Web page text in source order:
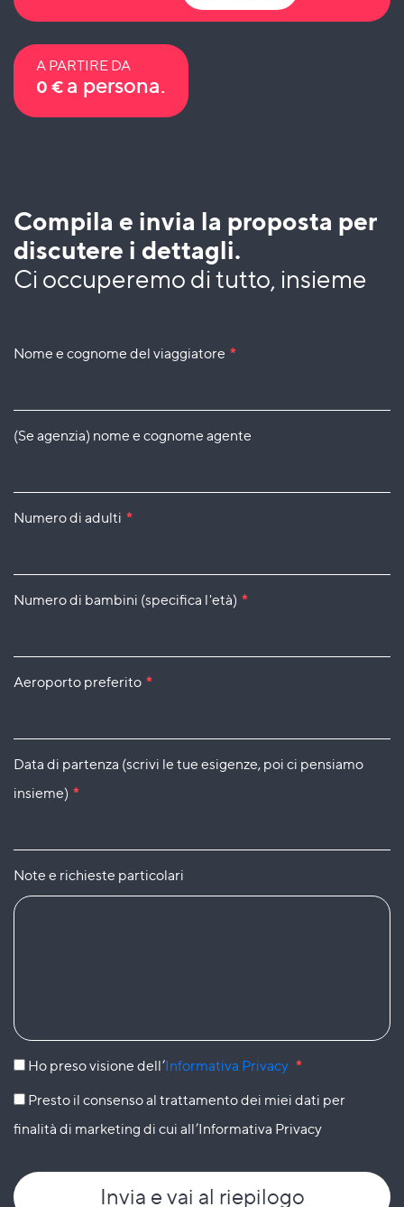
A PARTIRE DA
0 € a persona.
Compila e invia la proposta per
discutere i dettagli.
Ci occuperemo di tutto, insieme
Nome e cognome del viaggiatore *
(Se agenzia) nome e cognome agente
Numero di adulti *
Numero di bambini (specifica l'età) *
Aeroporto preferito *
Data di partenza (scrivi le tue esigenze, poi ci pensiamo
insieme) *
Note e richieste particolari
Ho preso visione dell’Informativa Privacy *
Presto il consenso al trattamento dei miei dati per
finalità di marketing di cui all’Informativa Privacy
Invia e vai al riepilogo